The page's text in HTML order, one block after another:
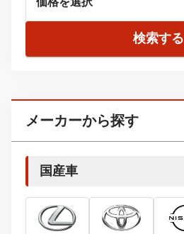
検索する
メーカーから探す
国産車